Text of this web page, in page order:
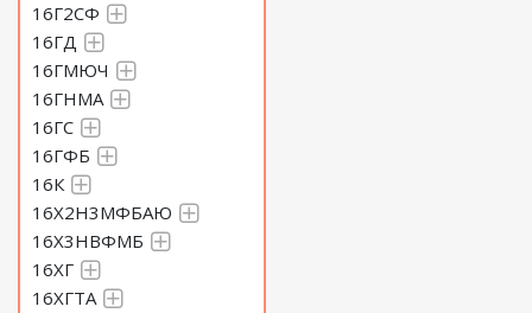
16Г2СФ
16ГД
16ГМЮЧ
16ГНМА
16ГС
16ГФБ
16К
16Х2Н3МФБАЮ
16Х3НВФМБ
16ХГ
16ХГТА